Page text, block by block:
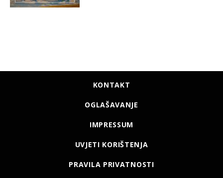
KONTAKT
OGLAŠAVANJE
IMPRESSUM
UVJETI KORIŠTENJA
PRAVILA PRIVATNOSTI